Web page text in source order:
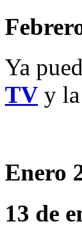
Ya
TV y
Enero
13 de